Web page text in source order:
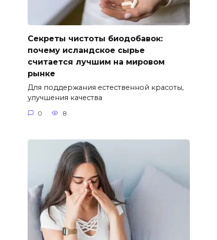
Секреты чистоты биодобавок:
почему исландское сырье
считается лучшим на мировом
рынке
Для поддержания естественной красоты,
улучшения качества
0 8